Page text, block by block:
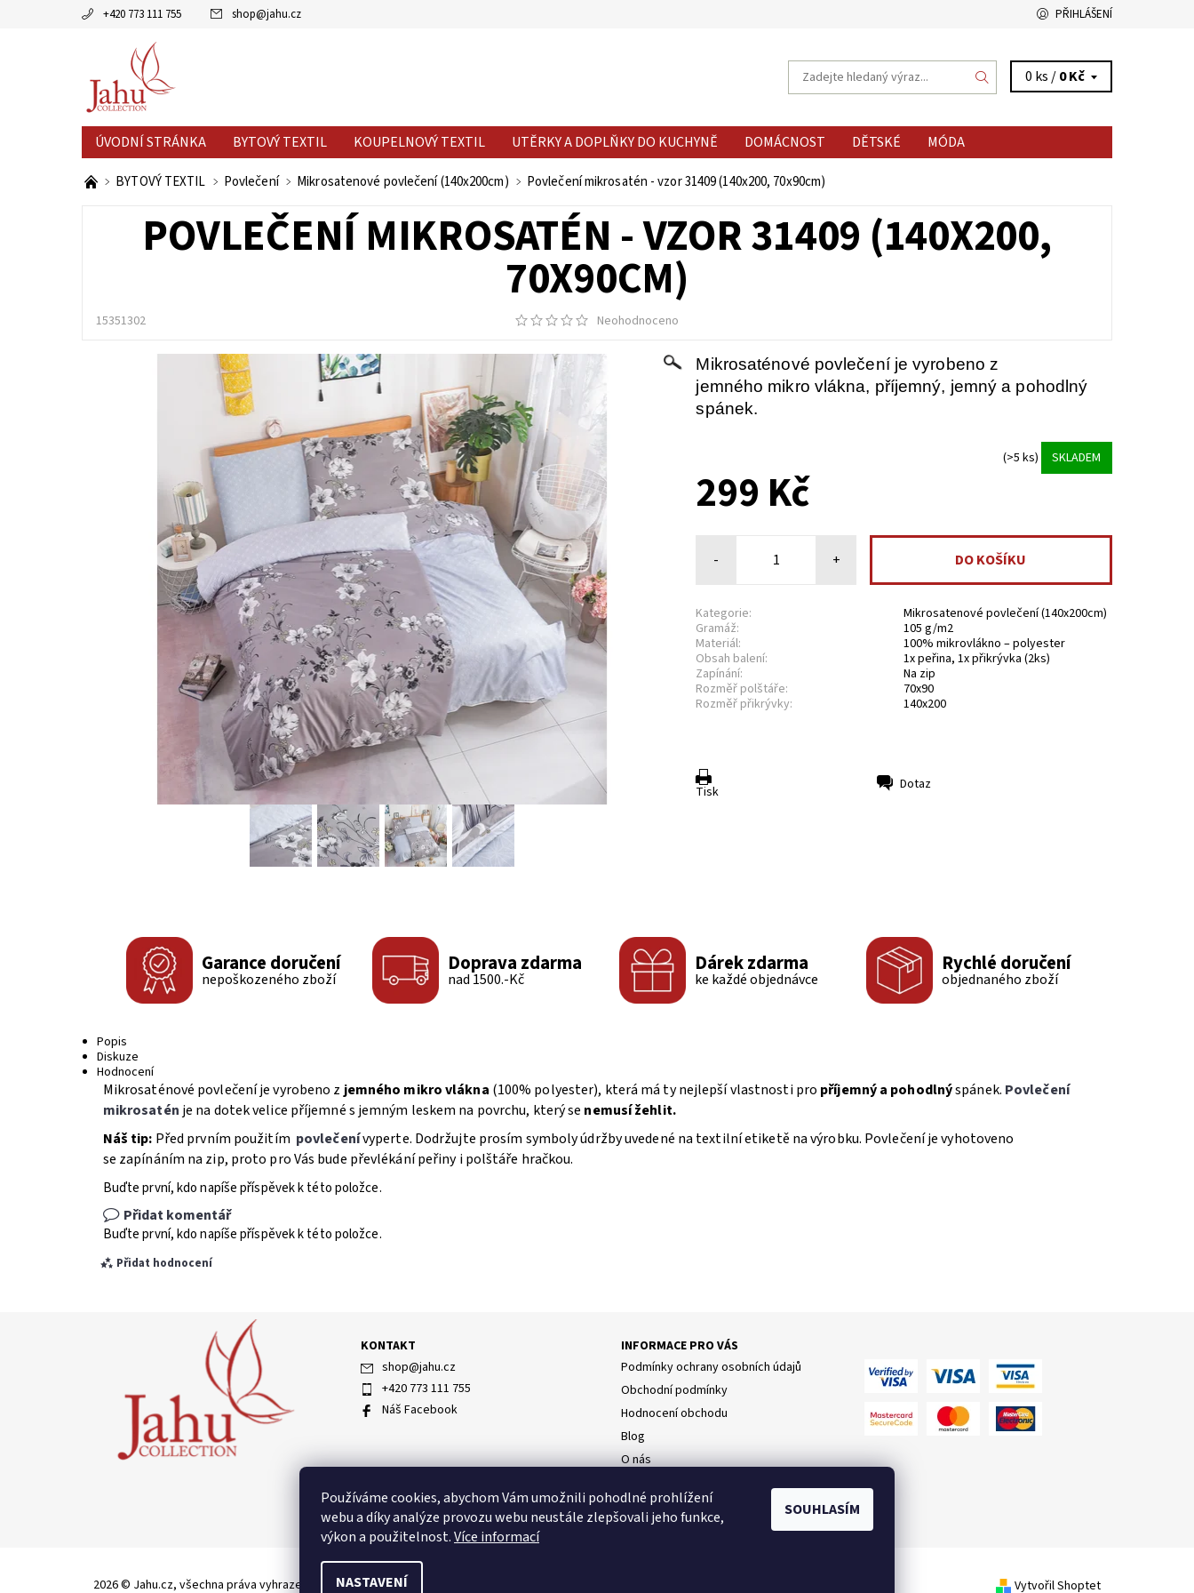
+420 773 111 755 shop@jahu.cz PŘIHLÁŠENÍ
0 ks /0 Kč
ÚVODNÍ STRÁNKA BYTOVÝ TEXTIL KOUPELNOVÝ TEXTIL UTĚRKY A DOPLŇKY DO KUCHYNĚ DOMÁCNOST DĚTSKÉ
MÓDA
AKCE MĚSÍCE
VÝPRODEJ %
BYTOVÝ TEXTIL Povlečení Mikrosatenové povlečení (140x200cm) Povlečení mikrosatén - vzor 31409 (140x200, 70x90cm)
POVLEČENÍ MIKROSATÉN - VZOR 31409 (140X200,
70X90CM)
15351302 Neohodnoceno
Mikrosaténové povlečení je vyrobeno z
jemného mikro vlákna, příjemný, jemný a pohodlný
spánek.
(>5 ks) SKLADEM
299 Kč
- +
Kategorie:
Mikrosatenové povlečení (140x200cm)
Gramáž:
105 g/m2
Materiál:
100% mikrovlákno – polyester
Obsah balení:
1x peřina, 1x přikrývka (2ks)
Zapínání:
Na zip
Rozměř polštáře:
70x90
Rozměř přikrývky:
140x200
Tisk Dotaz
Garance doručení
nepoškozeného zboží
Doprava zdarma
nad 1500.-Kč
Dárek zdarma
ke každé objednávce
Rychlé doručení
objednaného zboží
Popis
Diskuze
Hodnocení
Mikrosaténové povlečení je vyrobeno z jemného mikro vlákna (100% polyester), která má ty nejlepší vlastnosti pro příjemný a pohodlnýspánek. Povlečení
mikrosatén je na dotek velice příjemné s jemným leskem na povrchu, který se nemusí žehlit.
Náš tip: Před prvním použitím povlečenívyperte. Dodržujte prosím symboly údržby uvedené na textilní etiketě na výrobku. Povlečení je vyhotoveno
se zapínáním na zip, proto pro Vás bude převlékání peřiny i polštáře hračkou.
Buďte první, kdo napíše příspěvek k této položce.
Přidat komentář
Buďte první, kdo napíše příspěvek k této položce.
Přidat hodnocení
podmínkami ochrany osobních údajů
KONTAKT
shop@jahu.cz
+420 773 111 755
Náš Facebook
INFORMACE PRO VÁS
Podmínky ochrany osobních údajů
Obchodní podmínky
Hodnocení obchodu
Blog
O nás
Napište nám
2026 © Jahu.cz, všechna práva vyhrazena Vytvořil Shoptet
Používáme cookies, abychom Vám umožnili pohodlné prohlížení
webu a díky analýze provozu webu neustále zlepšovali jeho funkce,
výkon a použitelnost.Více informací
NASTAVENÍ
SOUHLASÍM